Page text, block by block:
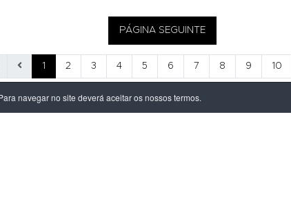
PÁGINA SEGUINTE
1 2 3 4 5 6 7 8 9 10
navegar no site deverá aceitar os nossos termos.